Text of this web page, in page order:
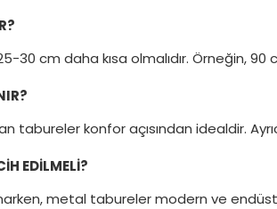
30 cm daha kısa olmalıdır. Örneğin,
tabureler konfor açısından idealdir.
EDILMELI?
metal tabureler modern ve